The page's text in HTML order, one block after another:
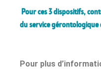
Pour ces 3 dispositifs,
du service gérontologique
Pour plus